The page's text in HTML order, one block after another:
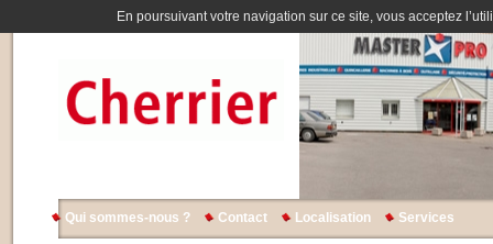
En poursuivant votre navigation sur ce site, vous acceptez
Qui sommes-nous ? Contact Localisation Services